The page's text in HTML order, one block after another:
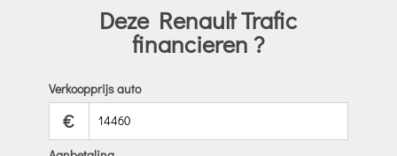
Deze Renault Trafic
financieren ?
Verkoopprijs auto
€